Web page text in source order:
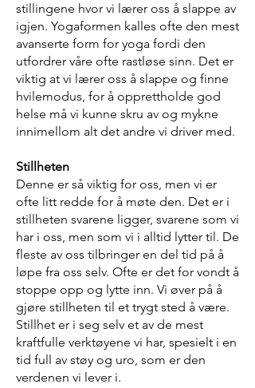
stillingene hvor vi lærer oss å slappe av
igjen. Yogaformen kalles ofte den mest
avanserte form for yoga fordi den
utfordrer våre ofte rastløse sinn. Det er
viktig at vi lærer oss å slappe og finne
hvilemodus, for å opprettholde god
helse må vi kunne skru av og mykne
innimellom alt det andre vi driver med.
Stillheten
Denne er så viktig for oss, men vi er
ofte litt redde for å møte den. Det er i
stillheten svarene ligger, svarene som vi
har i oss, men som vi i alltid lytter til. De
fleste av oss tilbringer en del tid på å
løpe fra oss selv. Ofte er det for vondt å
stoppe opp og lytte inn. Vi øver på å
gjøre stillheten til et trygt sted å være.
Stillhet er i seg selv et av de mest
kraftfulle verktøyene vi har, spesielt i en
tid full av støy og uro, som er den
verdenen vi lever i.